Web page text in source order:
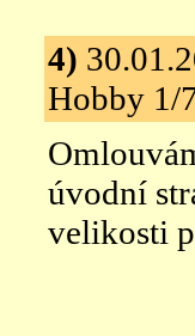
4)
Hobby 1/
úvodní
velikosti